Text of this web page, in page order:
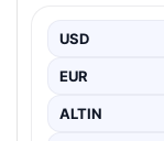
gelen
USD
EUR
ALTIN